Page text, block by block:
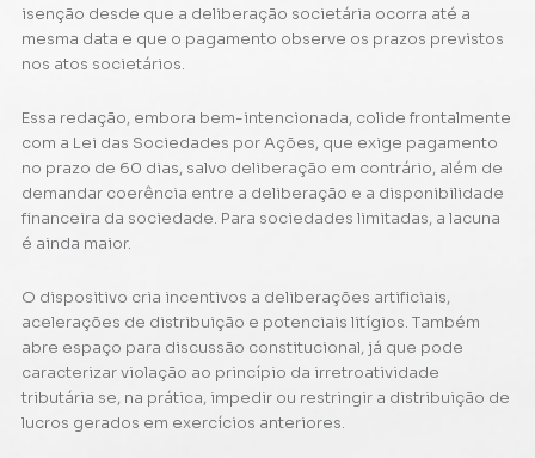
isenção desde que a deliberação societária ocorra até a
mesma data e que o pagamento observe os prazos previstos
nos atos societários.
Essa redação, embora bem-intencionada, colide frontalmente
com a Lei das Sociedades por Ações, que exige pagamento
no prazo de 60 dias, salvo deliberação em contrário, além de
demandar coerência entre a deliberação e a disponibilidade
financeira da sociedade. Para sociedades limitadas, a lacuna
é ainda maior.
O dispositivo cria incentivos a deliberações artificiais,
acelerações de distribuição e potenciais litígios. Também
abre espaço para discussão constitucional, já que pode
caracterizar violação ao princípio da irretroatividade
tributária se, na prática, impedir ou restringir a distribuição de
lucros gerados em exercícios anteriores.